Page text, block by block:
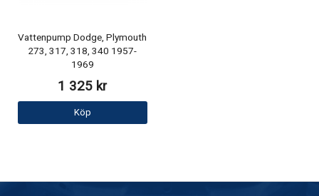
Vattenpump Dodge, Plymouth
273, 317, 318, 340 1957-
1969
1 325 kr
Köp